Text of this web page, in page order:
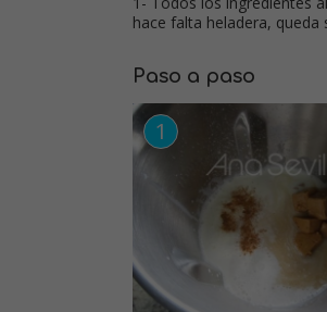
hace falta heladera, queda
Paso a paso